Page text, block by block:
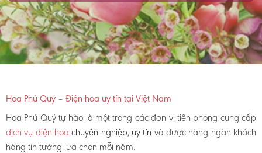
Hoa Phú Quý – Điện hoa uy tín tại Việt Nam
Hoa Phú Quý tự hào là một trong các đơn vị tiên phong cung cấp
dịch vụ điện hoachuyên nghiệp, uy tín và được hàng ngàn khách
hàng tin tưởng lựa chọn mỗi năm.